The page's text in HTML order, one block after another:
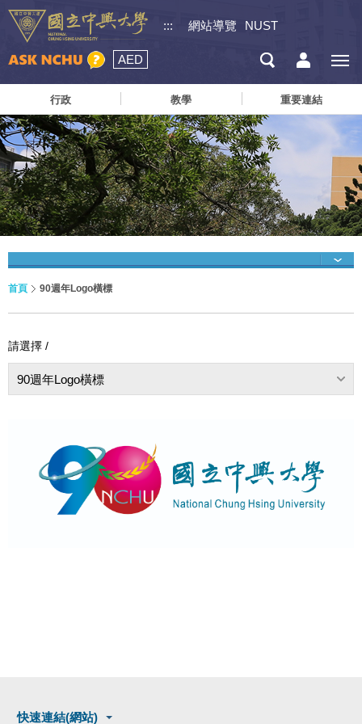
::: 網站導覽 NUST
AED
行政 教學 重要連結
首頁 90週年Logo橫標
請選擇 /
90週年Logo橫標
快速連結(網站)